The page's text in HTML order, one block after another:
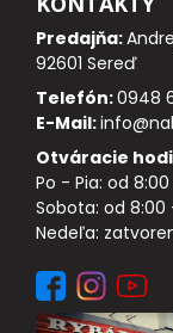
Predajňa:
92601 Sereď
Telefón:0948
E-Mail:
Otváracie
Po - Pia: od 8:00
Sobota: od 8:00
Nedeľa:
NAVIJAKY
PREDNÁ